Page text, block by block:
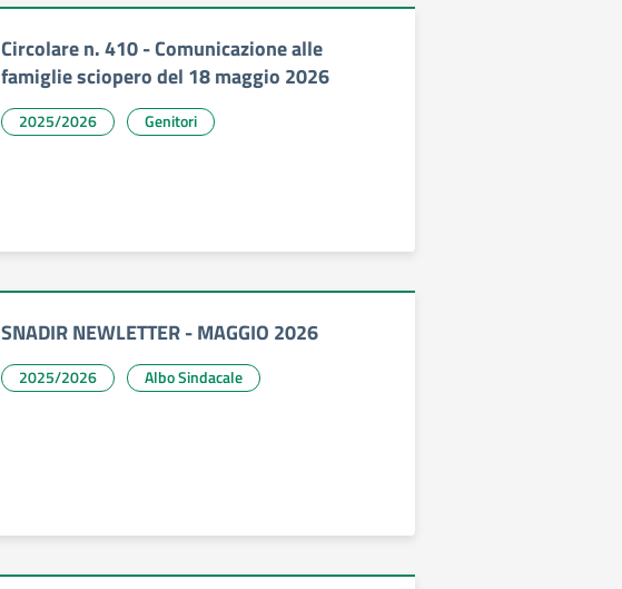
Circolare n. 410 - Comunicazione alle
famiglie sciopero del 18 maggio 2026
2025/2026 Genitori
SNADIR NEWLETTER - MAGGIO 2026
2025/2026 Albo Sindacale